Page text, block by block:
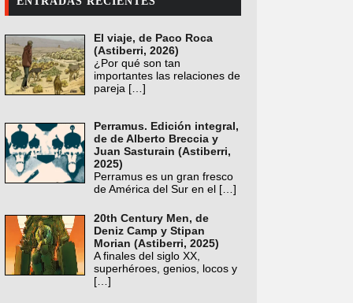
El viaje, de Paco Roca
(Astiberri, 2026)
¿Por qué son tan
importantes las relaciones de
pareja […]
Perramus. Edición integral,
de de Alberto Breccia y
Juan Sasturain (Astiberri,
2025)
Perramus es un gran fresco
de América del Sur en el […]
20th Century Men, de
Deniz Camp y Stipan
Morian (Astiberri, 2025)
A finales del siglo XX,
superhéroes, genios, locos y
[…]